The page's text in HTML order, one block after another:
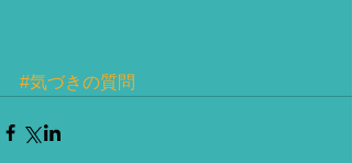
#気づきの質問